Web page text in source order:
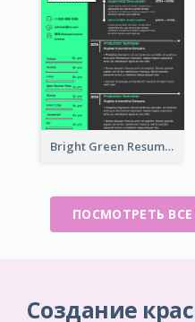
Bright Green Resume
ПОСМОТРЕТЬ
Создание